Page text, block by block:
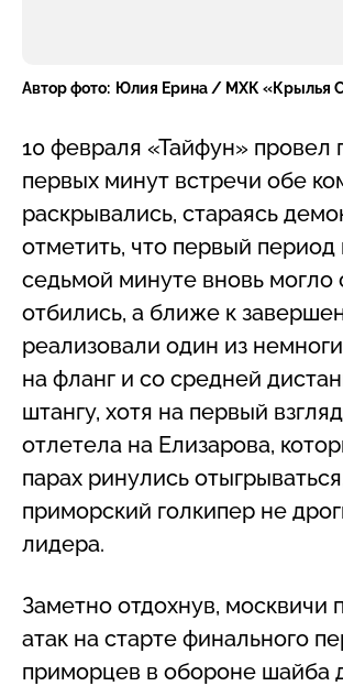
Автор фото: Юлия Ерина / МХК «Крылья
10 февраля «Тайфун»
первых минут встречи обе
раскрывались, стараясь
отметить, что первый
седьмой минуте вновь
отбились, а ближе к
реализовали один из
на фланг и со средней
штангу, хотя на первый
отлетела на Елизарова,
парах ринулись
приморский голкипер не
лидера.
Заметно отдохнув, москвичи
атак на старте финального
приморцев в обороне шайба